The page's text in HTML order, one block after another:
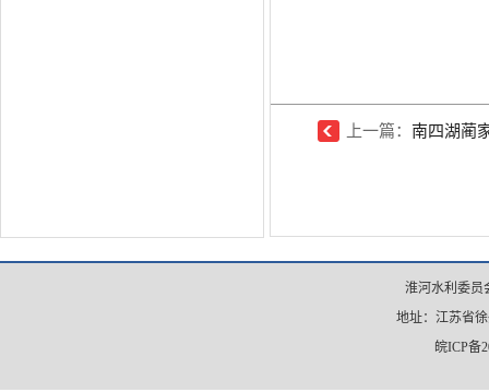
上一篇： 南四湖蔺
淮河水利委员
地址：江苏省
皖ICP备